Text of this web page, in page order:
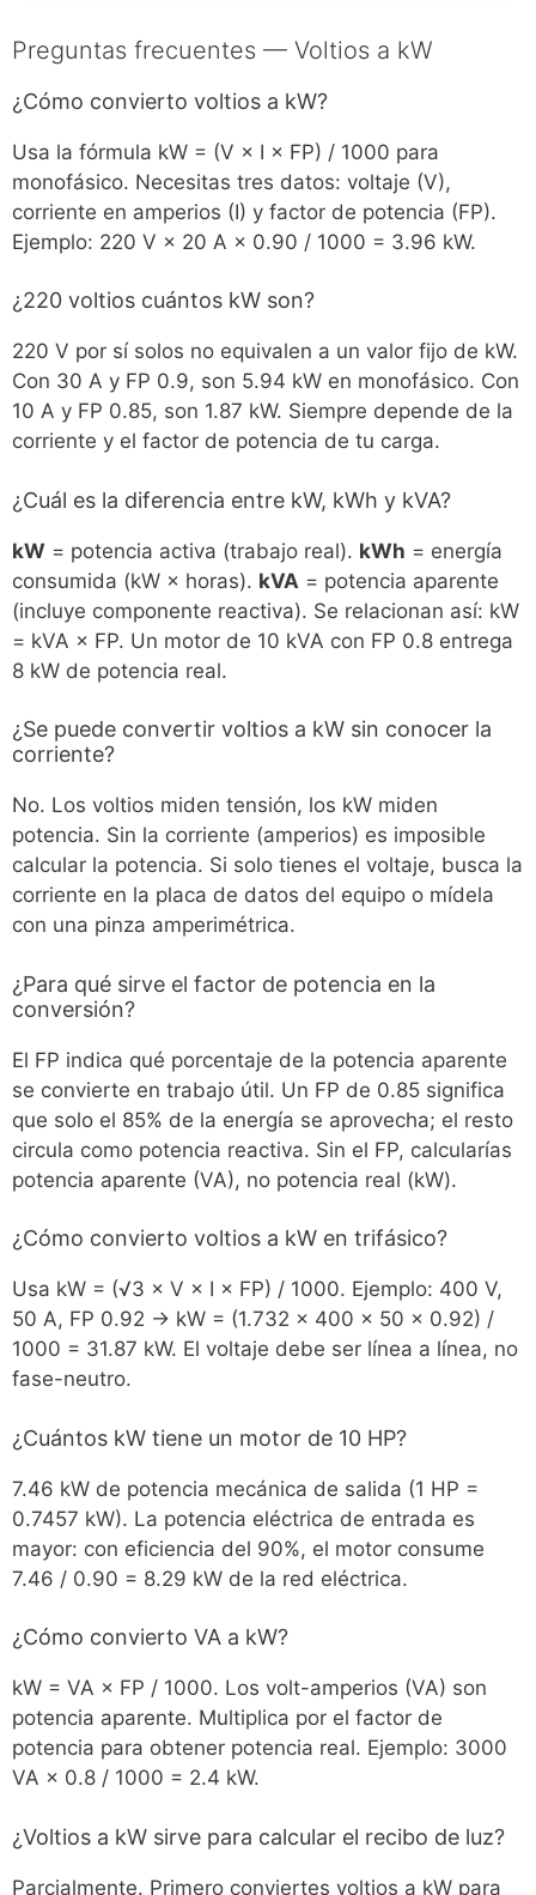
Preguntas frecuentes — Voltios a kW
¿Cómo convierto voltios a kW?
Usa la fórmula kW = (V × I × FP) / 1000 para
monofásico. Necesitas tres datos: voltaje (V),
corriente en amperios (I) y factor de potencia (FP).
Ejemplo: 220 V × 20 A × 0.90 / 1000 = 3.96 kW.
¿220 voltios cuántos kW son?
220 V por sí solos no equivalen a un valor fijo de kW.
Con 30 A y FP 0.9, son 5.94 kW en monofásico. Con
10 A y FP 0.85, son 1.87 kW. Siempre depende de la
corriente y el factor de potencia de tu carga.
¿Cuál es la diferencia entre kW, kWh y kVA?
kW = potencia activa (trabajo real). kWh = energía
consumida (kW × horas). kVA = potencia aparente
(incluye componente reactiva). Se relacionan así: kW
= kVA × FP. Un motor de 10 kVA con FP 0.8 entrega
8 kW de potencia real.
¿Se puede convertir voltios a kW sin conocer la
corriente?
No. Los voltios miden tensión, los kW miden
potencia. Sin la corriente (amperios) es imposible
calcular la potencia. Si solo tienes el voltaje, busca la
corriente en la placa de datos del equipo o mídela
con una pinza amperimétrica.
¿Para qué sirve el factor de potencia en la
conversión?
El FP indica qué porcentaje de la potencia aparente
se convierte en trabajo útil. Un FP de 0.85 significa
que solo el 85% de la energía se aprovecha; el resto
circula como potencia reactiva. Sin el FP, calcularías
potencia aparente (VA), no potencia real (kW).
¿Cómo convierto voltios a kW en trifásico?
Usa kW = (√3 × V × I × FP) / 1000. Ejemplo: 400 V,
50 A, FP 0.92 → kW = (1.732 × 400 × 50 × 0.92) /
1000 = 31.87 kW. El voltaje debe ser línea a línea, no
fase-neutro.
¿Cuántos kW tiene un motor de 10 HP?
7.46 kW de potencia mecánica de salida (1 HP =
0.7457 kW). La potencia eléctrica de entrada es
mayor: con eficiencia del 90%, el motor consume
7.46 / 0.90 = 8.29 kW de la red eléctrica.
¿Cómo convierto VA a kW?
kW = VA × FP / 1000. Los volt-amperios (VA) son
potencia aparente. Multiplica por el factor de
potencia para obtener potencia real. Ejemplo: 3000
VA × 0.8 / 1000 = 2.4 kW.
¿Voltios a kW sirve para calcular el recibo de luz?
Parcialmente. Primero conviertes voltios a kW para